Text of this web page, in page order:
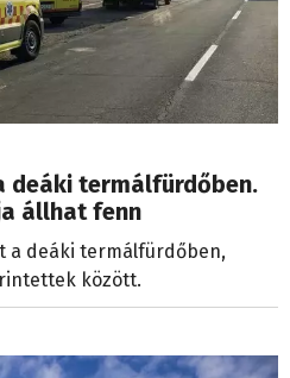
deáki termálfürdőben.
állhat fenn
a deáki termálfürdőben,
között.